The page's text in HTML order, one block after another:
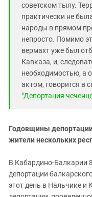
советском тылу.
практически не
народы в прямом
непросто. Помимо
вермахт уже был
Кавказа, и,
необходимостью, а
актом, говорится в
"Депортация
Годовщины
жители нескольких
В Кабардино-Балкарии
депортации
этот день в Нальчике и